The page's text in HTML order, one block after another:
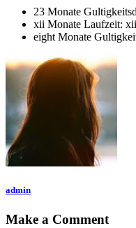
23 Monate
xii Monate Laufzeit:
eight Monate
admin
Make a Comment